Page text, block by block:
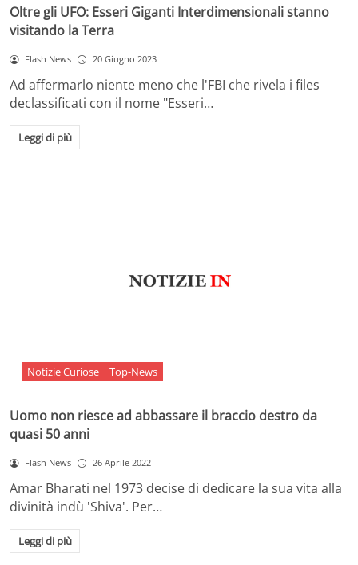
Oltre gli UFO: Esseri Giganti Interdimensionali stanno
visitando la Terra
Flash News 20 Giugno 2023
Ad affermarlo niente meno che l'FBI che rivela i files
declassificati con il nome "Esseri…
Leggi di più
Notizie Curiose Top-News
Uomo non riesce ad abbassare il braccio destro da
quasi 50 anni
Flash News 26 Aprile 2022
Amar Bharati nel 1973 decise di dedicare la sua vita alla
divinità indù 'Shiva'. Per…
Leggi di più